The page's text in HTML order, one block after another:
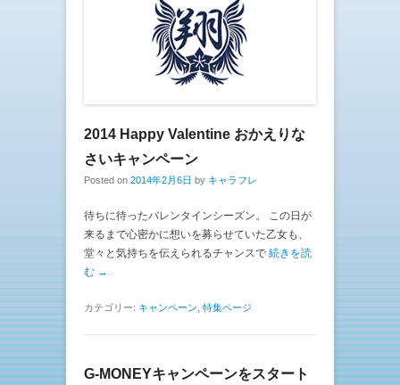
2014 Happy Valentine おかえりな
さいキャンペーン
Posted on 2014年2月6日 by キャラフレ
待ちに待ったバレンタインシーズン。 この日が
来るまで心密かに想いを募らせていた乙女も、
堂々と気持ちを伝えられるチャンスで 続きを読
む →
カテゴリー: キャンペーン 特集ページ
G-MONEYキャンペーンをスタート